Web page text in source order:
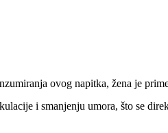
ovog napitka, žena je
i smanjenju umora, što se